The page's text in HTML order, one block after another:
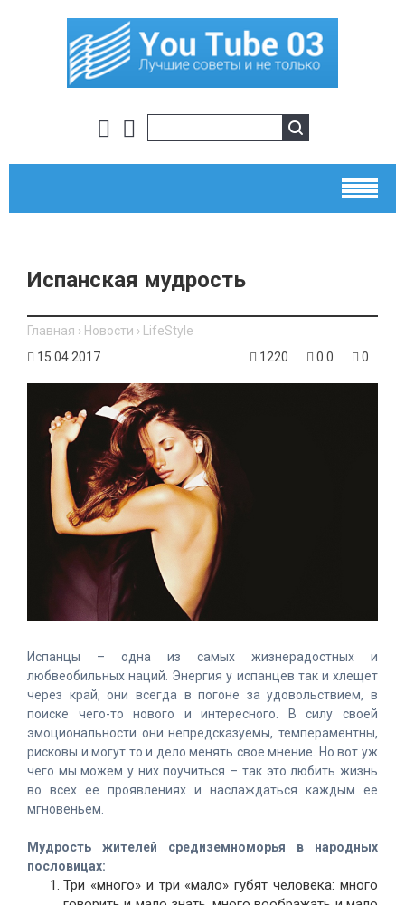
Испанская мудрость
Главная › Новости › LifeStyle
15.04.2017
1220 0.0 0
Испанцы – одна из самых жизнерадостных и
любвеобильных наций. Энергия у испанцев так и хлещет
через край, они всегда в погоне за удовольствием, в
поиске чего-то нового и интересного. В силу своей
эмоциональности они непредсказуемы, темпераментны,
рисковы и могут то и дело менять свое мнение. Но вот уж
чего мы можем у них поучиться – так это любить жизнь
во всех ее проявлениях и наслаждаться каждым её
мгновеньем.
Мудрость жителей средиземноморья в народных
пословицах:
Три «много» и три «мало» губят человека: много